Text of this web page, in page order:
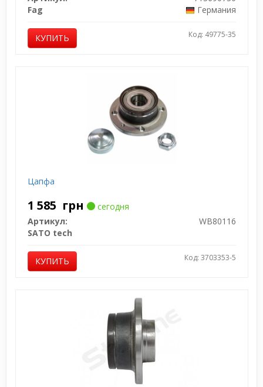
Fag
Германия
КУПИТЬ Код: 49775-35
Цапфа
1 585 грн
сегодня
Артикул:
WB80116
SATO tech
КУПИТЬ Код: 3703353-5